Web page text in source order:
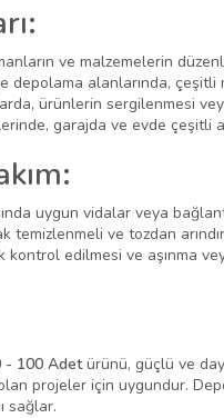
ve malzemelerin
depolama alanlarında, çeşitli
ürünlerin sergilenmesi
garajda ve evde çeşitli
uygun vidalar veya
ve tozdan
kontrol edilmesi ve aşınma
- 100 Adetürünü, güçlü ve
projeler için uygundur.
sağlar.